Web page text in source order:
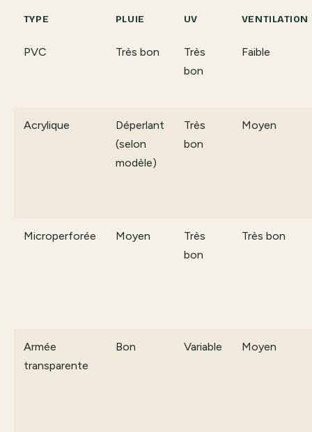
TYPE PLUIE UV VENTILATION
PVC Très bon
Très
bon
Faible
Acrylique
Déperlant
(selon
modèle)
Très
bon
Moyen
Microperforée Moyen
Très
bon
Très bon
Armée
transparente
Bon Variable Moyen